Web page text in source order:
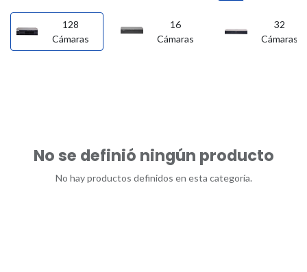
128
Cámaras
16
Cámaras
32
Cámaras
No se definió ningún producto
No hay productos definidos en esta categoría.